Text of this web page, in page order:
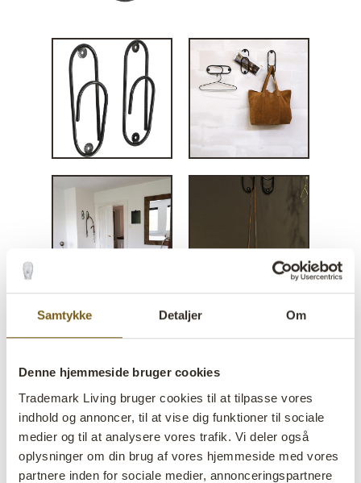
Samtykke Detaljer Om
Denne hjemmeside bruger cookies
Trademark Living bruger cookies til at tilpasse vores
indhold og annoncer, til at vise dig funktioner til sociale
medier og til at analysere vores trafik. Vi deler også
oplysninger om din brug af vores hjemmeside med vores
partnere inden for sociale medier, annonceringspartnere
Jake Clipsknage
SALE
Varenr: M15140